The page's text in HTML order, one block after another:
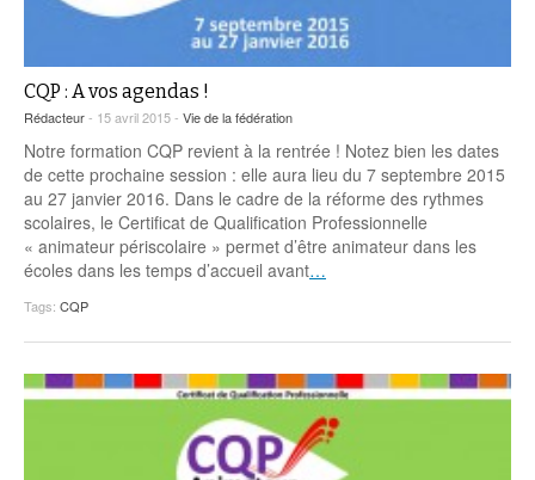
CQP : A vos agendas !
Rédacteur- 15 avril 2015 - Vie de la fédération
Notre formation CQP revient à la rentrée ! Notez bien les dates
de cette prochaine session : elle aura lieu du 7 septembre 2015
au 27 janvier 2016. Dans le cadre de la réforme des rythmes
scolaires, le Certificat de Qualification Professionnelle
« animateur périscolaire » permet d’être animateur dans les
écoles dans les temps d’accueil avant…
Tags: CQP